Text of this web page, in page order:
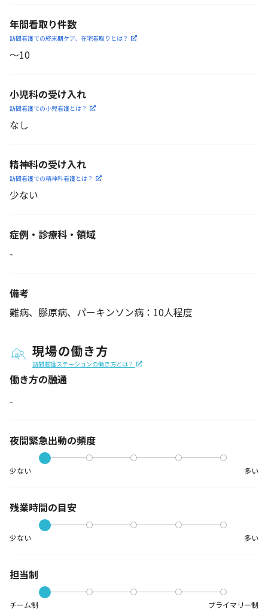
年間看取り件数
訪問看護での終末期ケア、 在宅看取りとは？
〜10
小児科の受け入れ
訪問看護での小児看護とは？
なし
精神科の受け入れ
訪問看護での精神科看護とは？
少ない
症例・診療科・ 領域
-
備考
難病、膠原病、パーキンソン病：10人程度
現場の働き方
訪問看護ステーションの働き方とは？
働き方の融通
-
夜間緊急出動の頻度
少ない 多い
残業時間の目安
少ない 多い
担当制
チーム制 プライマリー制